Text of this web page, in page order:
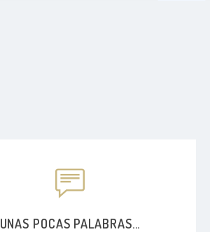
UNAS POCAS PALABRAS...